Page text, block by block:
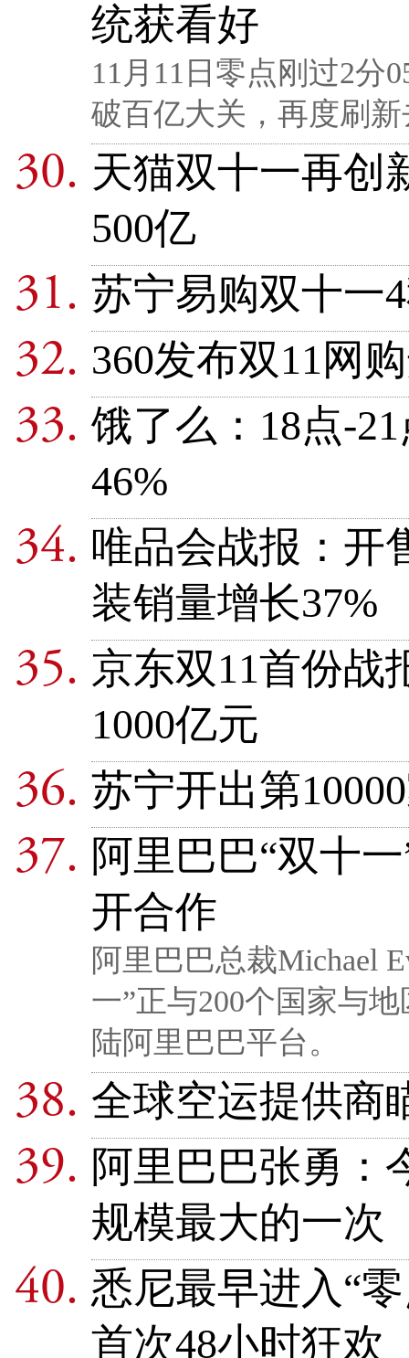
统获看好
11月11日零点刚过2分
破百亿大关，再度刷
天猫双十一再创
500亿
苏宁易购双十一
360发布双11网
饿了么：18点-
46%
唯品会战报：开
装销量增长37%
京东双11首份战
1000亿元
苏宁开出第
阿里巴巴“双十
开合作
阿里巴巴总裁Michael
一”正与200个国家与
陆阿里巴巴平台。
全球空运提供商
阿里巴巴张勇：
规模最大的一次
悉尼最早进入“
首次48小时狂欢